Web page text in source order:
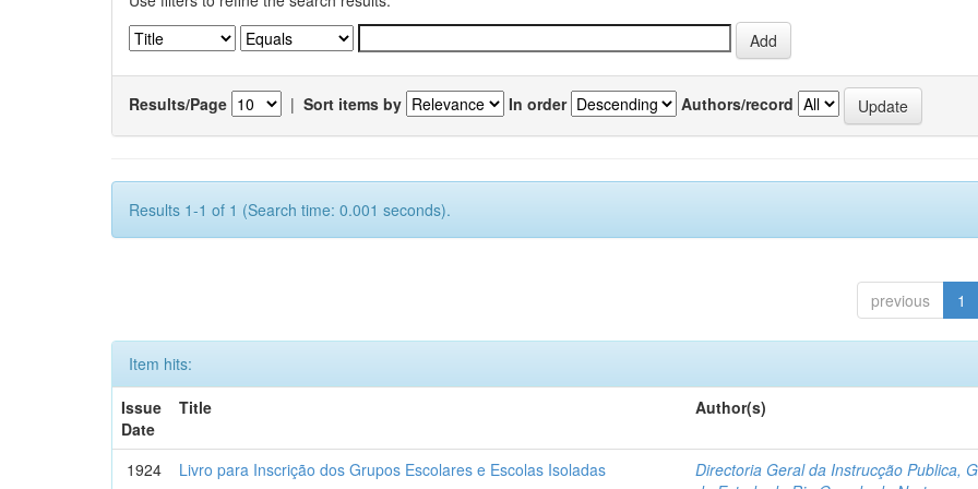
Results/Page | Sort items by In order Authors/record
Results 1-1 of 1 (Search time: 0.001 seconds).
previous 1
Item hits:
Issue
Date
Title Author(s)
1924 Livro para Inscrição dos Grupos Escolares e Escolas Isoladas
Directoria Geral da Instrucção Publica,